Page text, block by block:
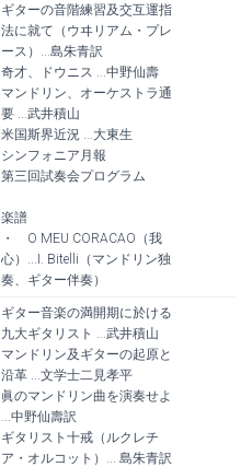
ギターの音階練習及交互運指
法に就て（ウヰリアム・プレ
ース）...島朱青訳
奇才、ドウニス ...中野仙壽
マンドリン、オーケストラ通
要 ...武井積山
米国斯界近況 ...大東生
シンフォニア月報
第三回試奏会プログラム
楽譜
・ O MEU CORACAO（我
心）...I. Bitelli（マンドリン独
奏、ギター伴奏）
ギター音楽の満開期に於ける
九大ギタリスト ...武井積山
マンドリン及ギターの起原と
沿革 ...文学士二見孝平
眞のマンドリン曲を演奏せよ
...中野仙壽訳
ギタリスト十戒（ルクレチ
ア・オルコット）... 島朱青訳